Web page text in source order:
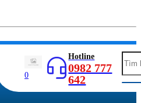
0
Hotline
0982 777
642